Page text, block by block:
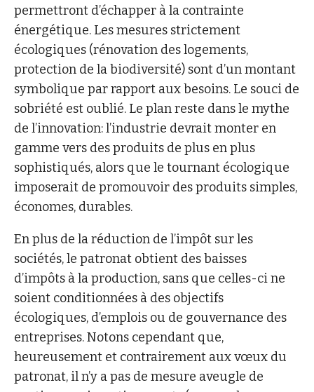
permettront d’échapper à la contrainte
énergétique. Les mesures strictement
écologiques (rénovation des logements,
protection de la biodiversité) sont d’un montant
symbolique par rapport aux besoins. Le souci de
sobriété est oublié. Le plan reste dans le mythe
de l’innovation: l’industrie devrait monter en
gamme vers des produits de plus en plus
sophistiqués, alors que le tournant écologique
imposerait de promouvoir des produits simples,
économes, durables.
En plus de la réduction de l’impôt sur les
sociétés, le patronat obtient des baisses
d’impôts à la production, sans que celles-ci ne
soient conditionnées à des objectifs
écologiques, d’emplois ou de gouvernance des
entreprises. Notons cependant que,
heureusement et contrairement aux vœux du
patronat, il n’y a pas de mesure aveugle de